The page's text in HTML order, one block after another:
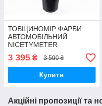
ТОВЩИНОМІР ФАРБИ
АВТОМОБІЛЬНИЙ
NICETYMETER
CM8806FN
3 395 ₴ 3 500 ₴
Купити
Акційні пропозиції та